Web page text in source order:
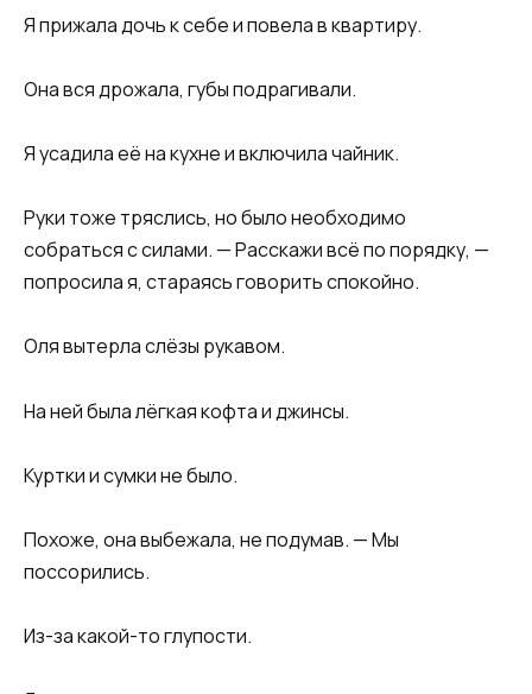
Я прижала дочь к себе и повела в квартиру.
Она вся дрожала, губы подрагивали.
Я усадила её на кухне и включила чайник.
Руки тоже тряслись, но было необходимо
собраться с силами. — Расскажи всё по порядку, —
попросила я, стараясь говорить спокойно.
Оля вытерла слёзы рукавом.
На ней была лёгкая кофта и джинсы.
Куртки и сумки не было.
Похоже, она выбежала, не подумав. — Мы
поссорились.
Из-за какой-то глупости.